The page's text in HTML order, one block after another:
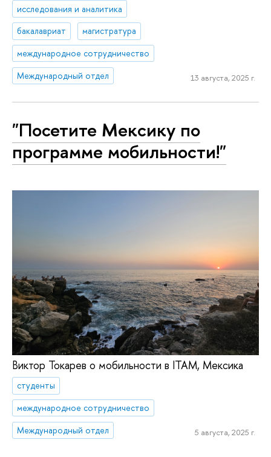
исследования и аналитика
бакалавриат
магистратура
международное сотрудничество
Международный отдел
13 августа, 2025 г.
"Посетите Мексику по
программе мобильности!"
Виктор Токарев о мобильности в ITAM, Мексика
студенты
международное сотрудничество
Международный отдел
5 августа, 2025 г.